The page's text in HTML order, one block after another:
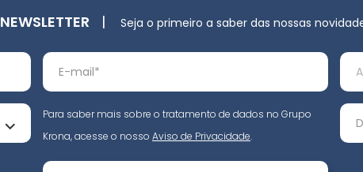
NEWSLETTER | Seja o primeiro a saber das nossas
Para saber mais sobre o tratamento de dados no Grupo
Krona, acesse o nosso Aviso de Privacidade.